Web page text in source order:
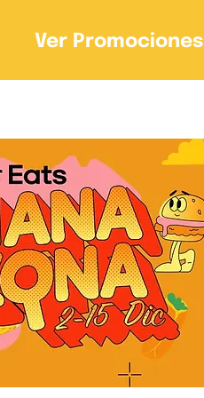
Ver Promociones